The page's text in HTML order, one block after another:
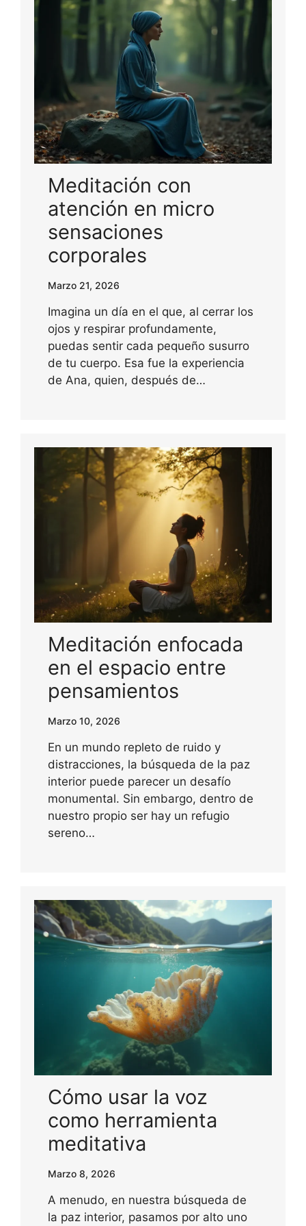
Meditación con
atención en micro
sensaciones
corporales
Marzo 21, 2026
Imagina un día en el que, al cerrar los
ojos y respirar profundamente,
puedas sentir cada pequeño susurro
de tu cuerpo. Esa fue la experiencia
de Ana, quien, después de…
Meditación enfocada
en el espacio entre
pensamientos
Marzo 10, 2026
En un mundo repleto de ruido y
distracciones, la búsqueda de la paz
interior puede parecer un desafío
monumental. Sin embargo, dentro de
nuestro propio ser hay un refugio
sereno…
Cómo usar la voz
como herramienta
meditativa
Marzo 8, 2026
A menudo, en nuestra búsqueda de
la paz interior, pasamos por alto uno